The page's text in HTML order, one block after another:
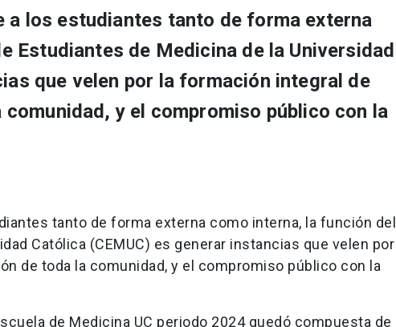
a los estudiantes tanto de forma externa
Estudiantes de Medicina de la Universidad
que velen por la formación integral de
y el compromiso público con la
tanto de forma externa como interna, la función del
Católica (CEMUC) es generar instancias que velen por
de toda la comunidad, y el compromiso público con la
de Medicina UC periodo 2024 quedó compuesta de